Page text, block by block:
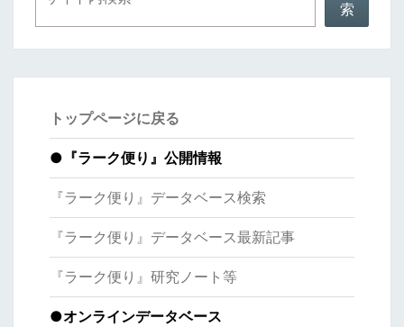
索
トップページに戻る
● 『ラーク便り』公開情報
『ラーク便り』データベース検索
『ラーク便り』データベース最新記事
『ラーク便り』研究ノート等
●オンラインデータベース